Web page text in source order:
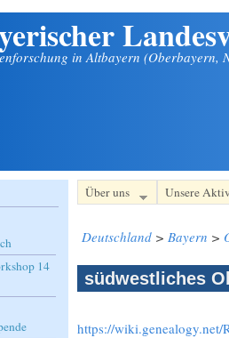
in Altbayern (Oberbayern,
Über uns Unsere
Deutschland> Bayern >
südwestliches
https://wiki.genealogy.net/
14